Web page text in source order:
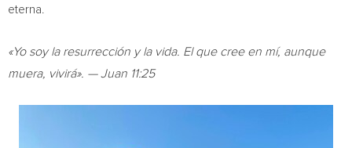
eterna.
«Yo soy la resurrección y la vida. El que cree en mí, aunque
muera, vivirá». — Juan 11:25